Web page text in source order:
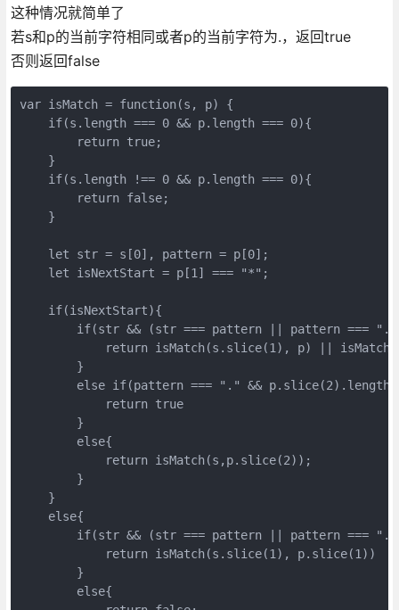
这种情况就简单了
若s和p的当前字符相同或者p的当前字符为.，返回true
否则返回false
var isMatch = function(s, p) {
    if(s.length === 0 && p.length === 0){
        return true;
    }
    if(s.length !== 0 && p.length === 0){
        return false;
    }
    let str = s[0], pattern = p[0];
    let isNextStart = p[1] === "*";
    if(isNextStart){
if(str && (str === pattern || pattern ===
return isMatch(s.slice(1), p) ||
        }
else if(pattern === "." && p.slice(2).length
            return true
        }
        else{
            return isMatch(s,p.slice(2));
        }
    }
    else{
if(str && (str === pattern || pattern ===
            return isMatch(s.slice(1), p.slice(1))
        }
        else{